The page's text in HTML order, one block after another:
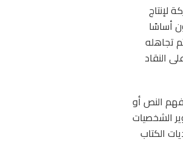
لإنتاج
أساسًا
تجاهله
النقاد
فهم النص أو
الشخصيات
الكتاب